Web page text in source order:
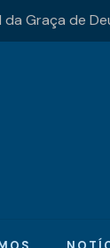
Graça de